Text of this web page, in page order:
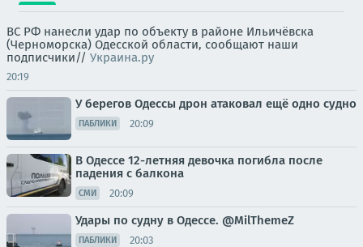
ВС РФ нанесли удар по объекту в районе Ильичёвска
(Черноморска) Одесской области, сообщают наши
подписчики// Украина.ру
20:19
У берегов Одессы дрон атаковал ещё одно судно
ПАБЛИКИ 20:09
В Одессе 12-летняя девочка погибла после
падения с балкона
СМИ 20:09
Удары по судну в Одессе. @MilThemeZ
ПАБЛИКИ 20:03